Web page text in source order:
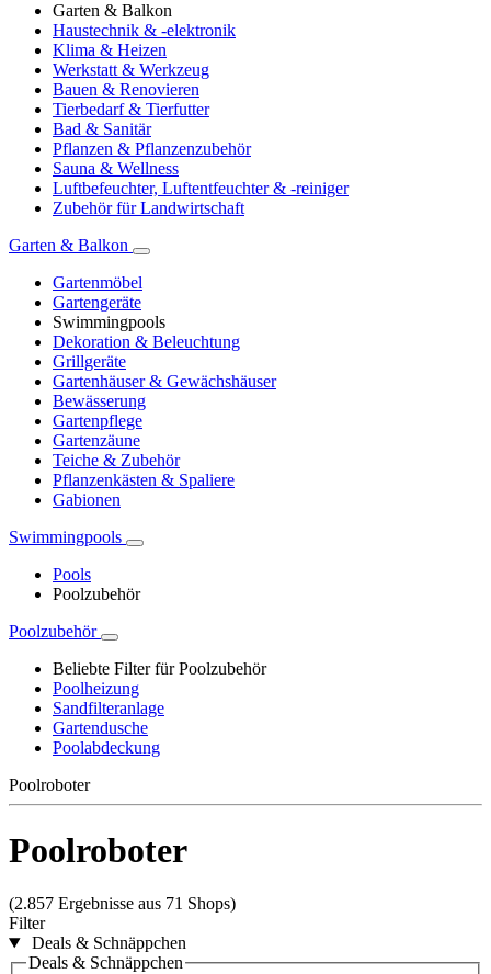
Garten & Balkon
Haustechnik & -elektronik
Klima & Heizen
Werkstatt & Werkzeug
Bauen & Renovieren
Tierbedarf & Tierfutter
Bad & Sanitär
Pflanzen & Pflanzenzubehör
Sauna & Wellness
Luftbefeuchter, Luftentfeuchter & -reiniger
Zubehör für Landwirtschaft
Garten & Balkon
Gartenmöbel
Gartengeräte
Swimmingpools
Dekoration & Beleuchtung
Grillgeräte
Gartenhäuser & Gewächshäuser
Bewässerung
Gartenpflege
Gartenzäune
Teiche & Zubehör
Pflanzenkästen & Spaliere
Gabionen
Swimmingpools
Pools
Poolzubehör
Poolzubehör
Beliebte Filter für Poolzubehör
Poolheizung
Sandfilteranlage
Gartendusche
Poolabdeckung
Poolroboter
Poolroboter
(2.857 Ergebnisse aus 71 Shops)
Filter
Deals & Schnäppchen
Deals & Schnäppchen